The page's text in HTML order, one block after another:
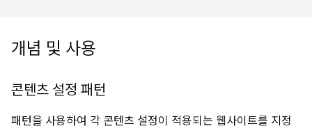
개념 및 사용
콘텐츠 설정 패턴
패턴을 사용하여 각 콘텐츠 설정이 적용되는 웹사이트를 지정